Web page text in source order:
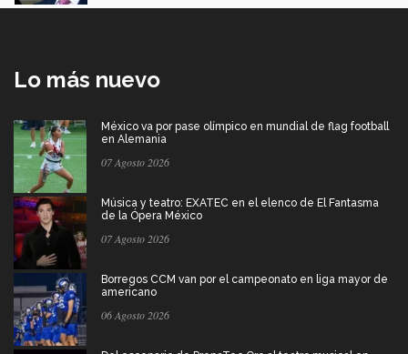
Lo más nuevo
México va por pase olímpico en mundial de flag football
en Alemania
07 Agosto 2026
Música y teatro: EXATEC en el elenco de El Fantasma
de la Ópera México
07 Agosto 2026
Borregos CCM van por el campeonato en liga mayor de
americano
06 Agosto 2026